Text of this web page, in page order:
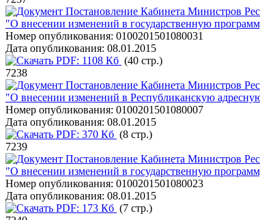
Постановление Кабинета Министров
"О внесении изменений в государственную
Номер опубликования: 0100201501080031
Дата опубликования: 08.01.2015
PDF: 1108 Кб (40 стр.)
7238
Постановление Кабинета Министров
"О внесении изменений в Республиканскую
Номер опубликования: 0100201501080007
Дата опубликования: 08.01.2015
PDF: 370 Кб (8 стр.)
7239
Постановление Кабинета Министров
"О внесении изменений в государственную
Номер опубликования: 0100201501080023
Дата опубликования: 08.01.2015
PDF: 173 Кб (7 стр.)